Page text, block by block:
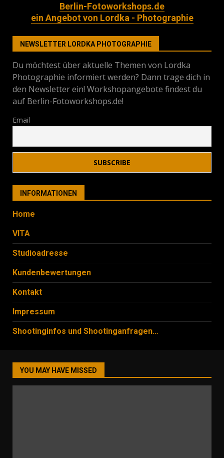
Berlin-Fotoworkshops.de
ein Angebot von Lordka - Photographie
NEWSLETTER LORDKA PHOTOGRAPHIE
Du möchtest über aktuelle Themen von Lordka
Photographie informiert werden? Dann trage dich in
den Newsletter ein! Workshopangebote findest du
auf Berlin-Fotoworkshops.de!
Email
INFORMATIONEN
Home
VITA
Studioadresse
Kundenbewertungen
Kontakt
Impressum
Shootinginfos und Shootinganfragen…
YOU MAY HAVE MISSED